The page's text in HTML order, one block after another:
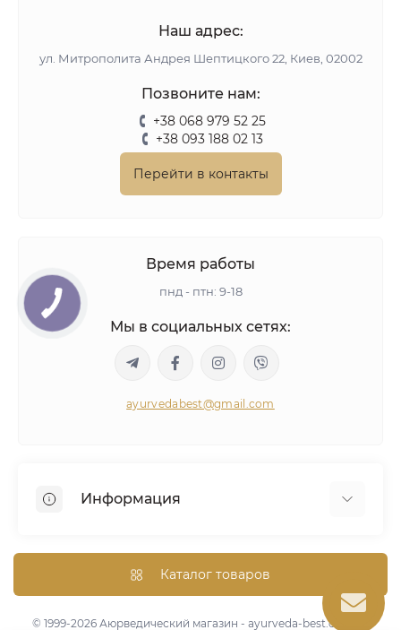
Наш адрес:
ул. Митрополита Андрея Шептицкого 22, Киев, 02002
Позвоните нам:
+38 068 979 52 25
+38 093 188 02 13
Перейти в контакты
Время работы
пнд - птн: 9-18
Мы в социальных сетях:
ayurvedabest@gmail.com
Информация
Аюрведическая консультация
Оптом/Скидки
Карта сайта
Каталог товаров
© 1999-2026 Аюрведический магазин - ayurveda-best.com.ua